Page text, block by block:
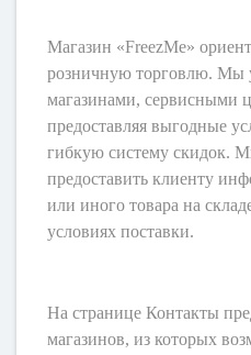
Магазин «FreezMe»
розничную торговлю. Мы
магазинами, сервисными
предоставляя выгодные
гибкую систему скидок.
предоставить клиенту
или иного товара на
условиях поставки.
На странице Контакты
магазинов, из которых